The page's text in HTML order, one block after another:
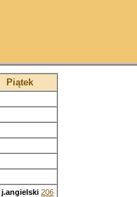
Piątek
j.angielski 206